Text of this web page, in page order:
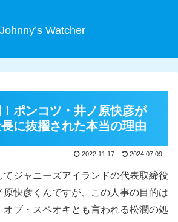
Johnny’s Watcher
ポンコツ・井ノ原快彦が
に抜擢された本当の理由
2022.11.17 2024.07.09
てジャニーズアイランドの代表取締役
快彦くんですが、この人事の目的は
オブ・スペオキとも言われる松潤の処